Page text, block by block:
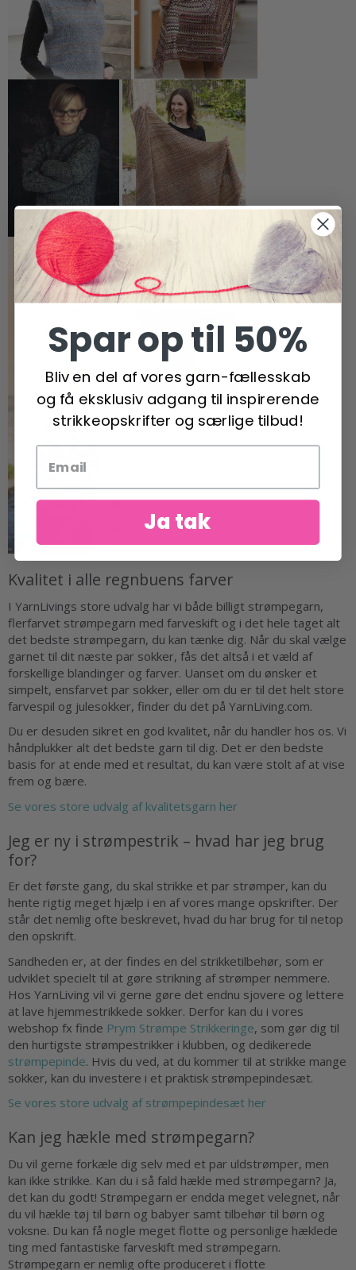
Kvalitet i alle regnbuens farver
I YarnLivings store udvalg har vi både billigt strømpegarn,
flerfarvet strømpegarn med farveskift og i det hele taget alt
det bedste strømpegarn, du kan tænke dig. Når du skal vælge
garnet til dit næste par sokker, fås det altså i et væld af
forskellige blandinger og farver. Uanset om du ønsker et
simpelt, ensfarvet par sokker, eller om du er til det helt store
farvespil og julesokker, finder du det på YarnLiving.com.
Du er desuden sikret en god kvalitet, når du handler hos os. Vi
håndplukker alt det bedste garn til dig. Det er den bedste
basis for at ende med et resultat, du kan være stolt af at vise
frem og bære.
Se vores store udvalg af kvalitetsgarn her
Jeg er ny i strømpestrik – hvad har jeg brug
for?
Er det første gang, du skal strikke et par strømper, kan du
hente rigtig meget hjælp i en af vores mange opskrifter. Der
står det nemlig ofte beskrevet, hvad du har brug for til netop
den opskrift.
Sandheden er, at der findes en del strikketilbehør, som er
udviklet specielt til at gøre strikning af strømper nemmere.
Hos YarnLiving vil vi gerne gøre det endnu sjovere og lettere
at lave hjemmestrikkede sokker. Derfor kan du i vores
webshop fx finde Prym Strømpe Strikkeringe, som gør dig til
den hurtigste strømpestrikker i klubben, og dedikerede
strømpepinde. Hvis du ved, at du kommer til at strikke mange
sokker, kan du investere i et praktisk strømpepindesæt.
Se vores store udvalg af strømpepindesæt her
Kan jeg hækle med strømpegarn?
Du vil gerne forkæle dig selv med et par uldstrømper, men
kan ikke strikke. Kan du i så fald hækle med strømpegarn? Ja,
det kan du godt! Strømpegarn er endda meget velegnet, når
du vil hækle tøj til børn og babyer samt tilbehør til børn og
voksne. Du kan få nogle meget flotte og personlige hæklede
ting med fantastiske farveskift med strømpegarn.
Strømpegarn er nemlig ofte produceret i flotte
Spar op til 50%
Bliv en del af vores garn-fællesskab
og få eksklusiv adgang til inspirerende
strikkeopskrifter og særlige tilbud!
Ja tak